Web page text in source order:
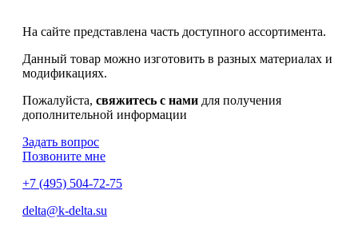
На сайте представлена часть доступного ассортимента.
Данный товар можно изготовить в разных материалах и
модификациях.
Пожалуйста, свяжитесь с нами для получения
дополнительной информации
Задать вопрос
Позвоните мне
+7 (495) 504-72-75
delta@k-delta.su